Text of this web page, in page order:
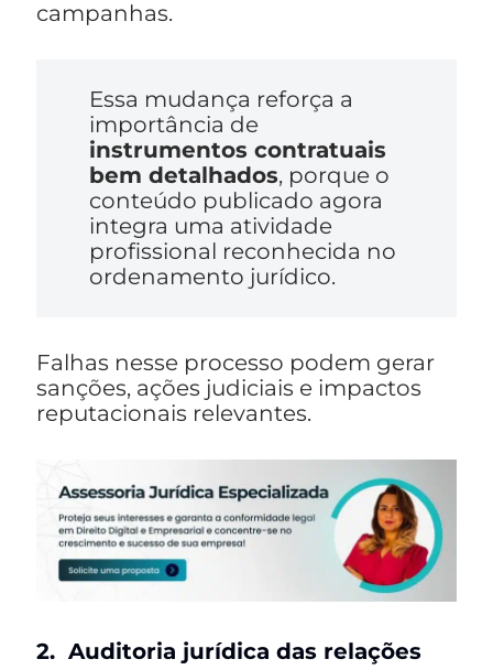
campanhas.
Essa mudança reforça a
importância de
instrumentos contratuais
bem detalhados, porque o
conteúdo publicado agora
integra uma atividade
profissional reconhecida no
ordenamento jurídico.
Falhas nesse processo podem gerar
sanções, ações judiciais e impactos
reputacionais relevantes.
2. Auditoria jurídica das relações